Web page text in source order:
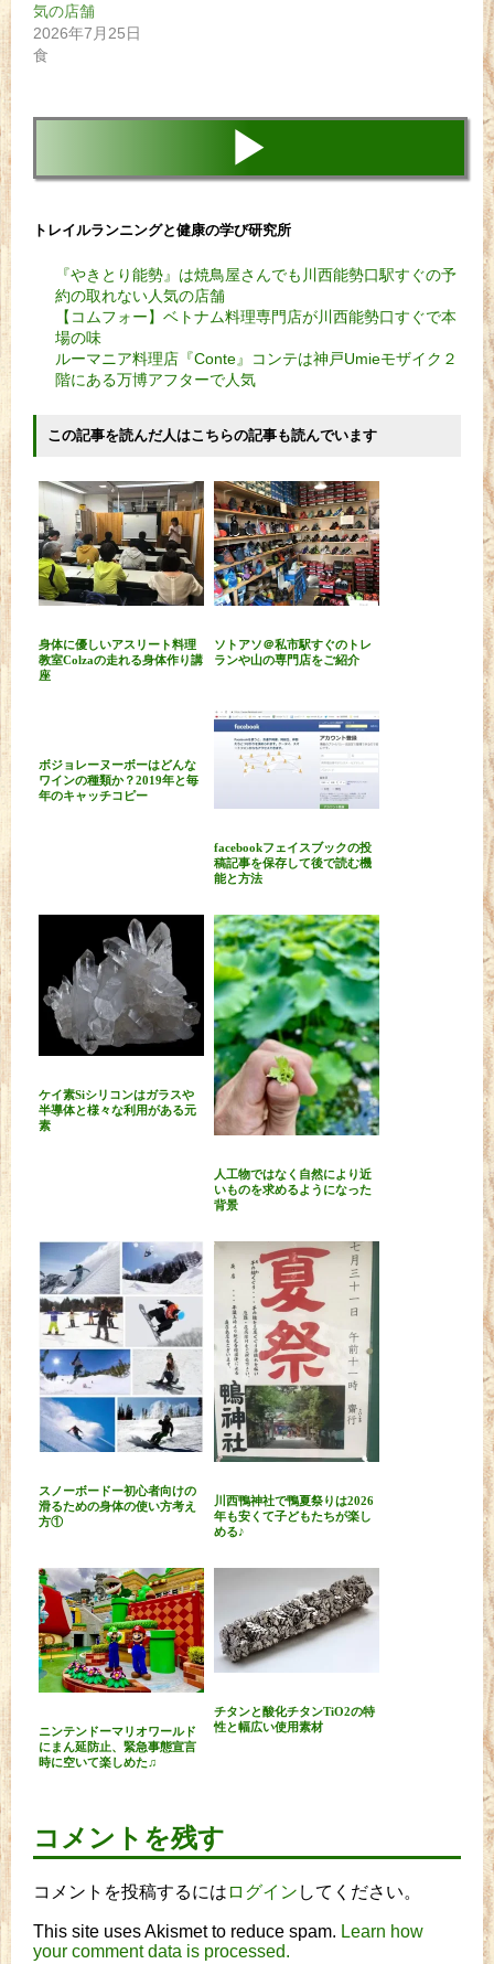
気の店舗
2026年7月25日
食
▶
トレイルランニングと健康の学び研究所
『やきとり能勢』は焼鳥屋さんでも川西能勢口駅すぐの予
約の取れない人気の店舗
【コムフォー】ベトナム料理専門店が川西能勢口すぐで本
場の味
ルーマニア料理店『Conte』コンテは神戸Umieモザイク２
階にある万博アフターで人気
この記事を読んだ人はこちらの記事も読んでいます
身体に優しいアスリート料理
教室Colzaの走れる身体作り講
座
ソトアソ＠私市駅すぐのトレ
ランや山の専門店をご紹介
ボジョレーヌーボーはどんな
ワインの種類か？2019年と毎
年のキャッチコピー
facebookフェイスブックの投
稿記事を保存して後で読む機
能と方法
ケイ素Siシリコンはガラスや
半導体と様々な利用がある元
素
人工物ではなく自然により近
いものを求めるようになった
背景
スノーボードー初心者向けの
滑るための身体の使い方考え
方①
川西鴨神社で鴨夏祭りは2026
年も安くて子どもたちが楽し
める♪
ニンテンドーマリオワールド
にまん延防止、緊急事態宣言
時に空いて楽しめた♫
チタンと酸化チタンTiO2の特
性と幅広い使用素材
コメントを残す
コメントを投稿するには ログイン してください。
This site uses Akismet to reduce spam. Learn how
your comment data is processed.